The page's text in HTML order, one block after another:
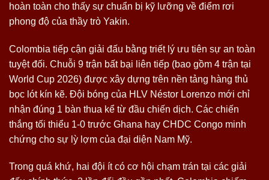
hoàn toàn cho thấy sự chuẩn bị kỹ lưỡng về điểm rơi
phong độ của thầy trò Yakin.
Colombia tiếp cận giải đấu bằng triết lý ưu tiên sự an toàn
tuyệt đối. Chuỗi 9 trận bất bại liên tiếp (bao gồm 4 trận tại
World Cup 2026) được xây dựng trên nền tảng hàng thủ
bọc lót kín kẽ. Đội bóng của HLV Néstor Lorenzo mới chỉ
nhận đúng 1 bàn thua kể từ đầu chiến dịch. Các chiến
thắng tối thiểu 1-0 trước Ghana hay CHDC Congo minh
chứng cho sự lỳ lợm của đại diện Nam Mỹ.
Trong quá khứ, hai đội ít có cơ hội chạm trán tại các giải